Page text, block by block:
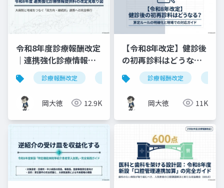
令和8年度診療報酬改定
｜連携強化診療情報提
供料の見直しを図解で
解説
診療報酬改定 連携強化診療情報提供料 令和8年度
岡大徳 12.9K
【令和8年改定】健診後
の初再診料はどうな
る？算定ルールの明確
化と現場での対応ガイ
ド
診療報酬改定
岡大徳 11K